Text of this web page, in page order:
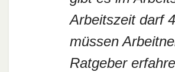
Arbeitszeit darf
müssen
Ratgeber